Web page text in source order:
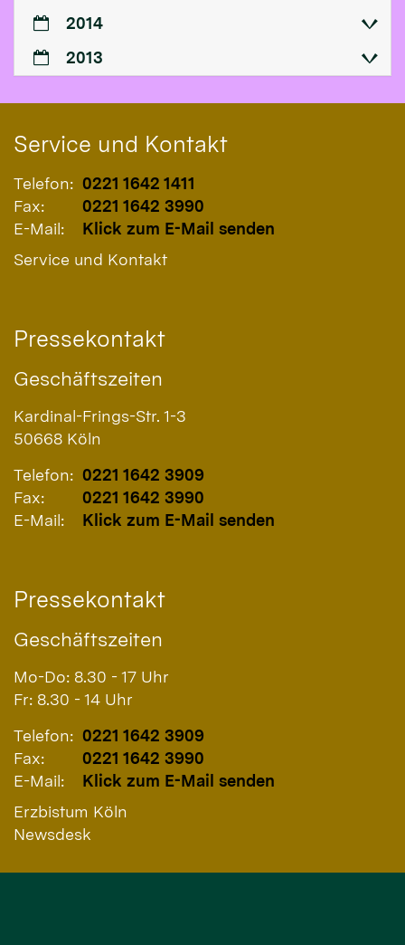
2014
2013
Service und Kontakt
Telefon: 0221 1642 1411
Fax:
0221 1642 3990
E-Mail:
Klick zum E-Mail senden
Service und Kontakt
Pressekontakt
Geschäftszeiten
Kardinal-Frings-Str. 1-3
50668 Köln
Telefon: 0221 1642 3909
Fax:
0221 1642 3990
E-Mail:
Klick zum E-Mail senden
Pressekontakt
Geschäftszeiten
Mo-Do: 8.30 - 17 Uhr
Fr: 8.30 - 14 Uhr
Telefon: 0221 1642 3909
Fax:
0221 1642 3990
E-Mail:
Klick zum E-Mail senden
Erzbistum Köln
Newsdesk